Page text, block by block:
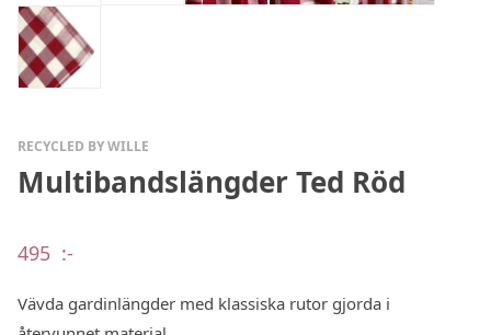
RECYCLED BY WILLE
Multibandslängder Ted Röd
495 :-
Vävda gardinlängder med klassiska rutor gjorda i